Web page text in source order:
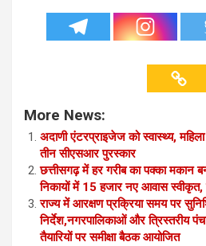
More News:
अदाणी एंटरप्राइजेज को स्वास्थ्य,
तीन सीएसआर पुरस्कार
छत्तीसगढ़ में हर गरीब का पक्का मकान
निकायों में 15 हजार नए आवास
राज्य में आरक्षण प्रक्रिया समय पर
निर्देश,नगरपालिकाओं और त्रिस्तरीय
तैयारियों पर समीक्षा बैठक आयोजित